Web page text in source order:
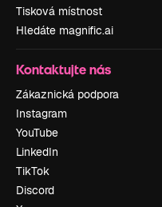
Tisková místnost
Hledáte magnific.ai
Kontaktujte nás
Zákaznická podpora
Instagram
YouTube
LinkedIn
TikTok
Discord